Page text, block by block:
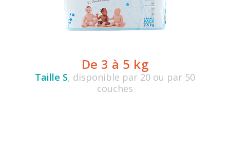
De 3 à 5 kg
Taille S, disponible par 20 ou par 50
couches